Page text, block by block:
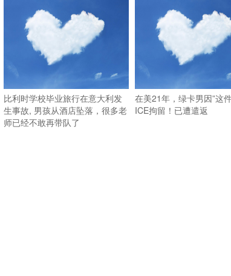
比利时学校毕业旅行在意大利发
生事故, 男孩从酒店坠落，很多老
师已经不敢再带队了
在美21年，绿卡男因”这
ICE拘留！已遭遣返